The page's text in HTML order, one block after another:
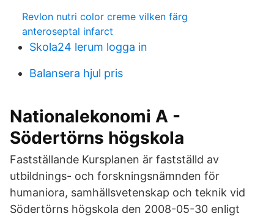
Revlon nutri color creme vilken färg
anteroseptal infarct
Skola24 lerum logga in
Balansera hjul pris
Nationalekonomi A -
Södertörns högskola
Fastställande Kursplanen är fastställd av
utbildnings- och forskningsnämnden för
humaniora, samhällsvetenskap och teknik vid
Södertörns högskola den 2008-05-30 enligt